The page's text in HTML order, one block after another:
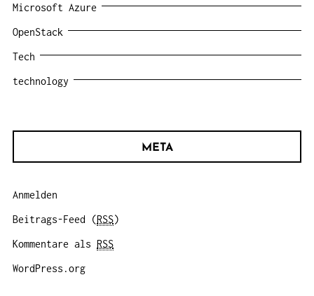
Microsoft Azure
OpenStack
Tech
technology
META
Anmelden
Beitrags-Feed (RSS)
Kommentare als RSS
WordPress.org